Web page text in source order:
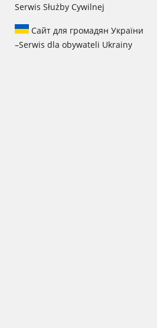
Serwis Służby Cywilnej
Сайт для громадян України
–Serwis dla obywateli Ukrainy